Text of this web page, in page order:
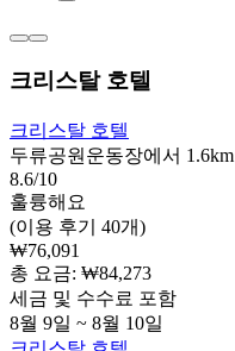
크리스탈 호텔
크리스탈 호텔
두류공원운동장에서 1.6km
8.6/10
훌륭해요
(이용 후기 40개)
₩76,091
총 요금: ₩84,273
세금 및 수수료 포함
8월 9일 ~ 8월 10일